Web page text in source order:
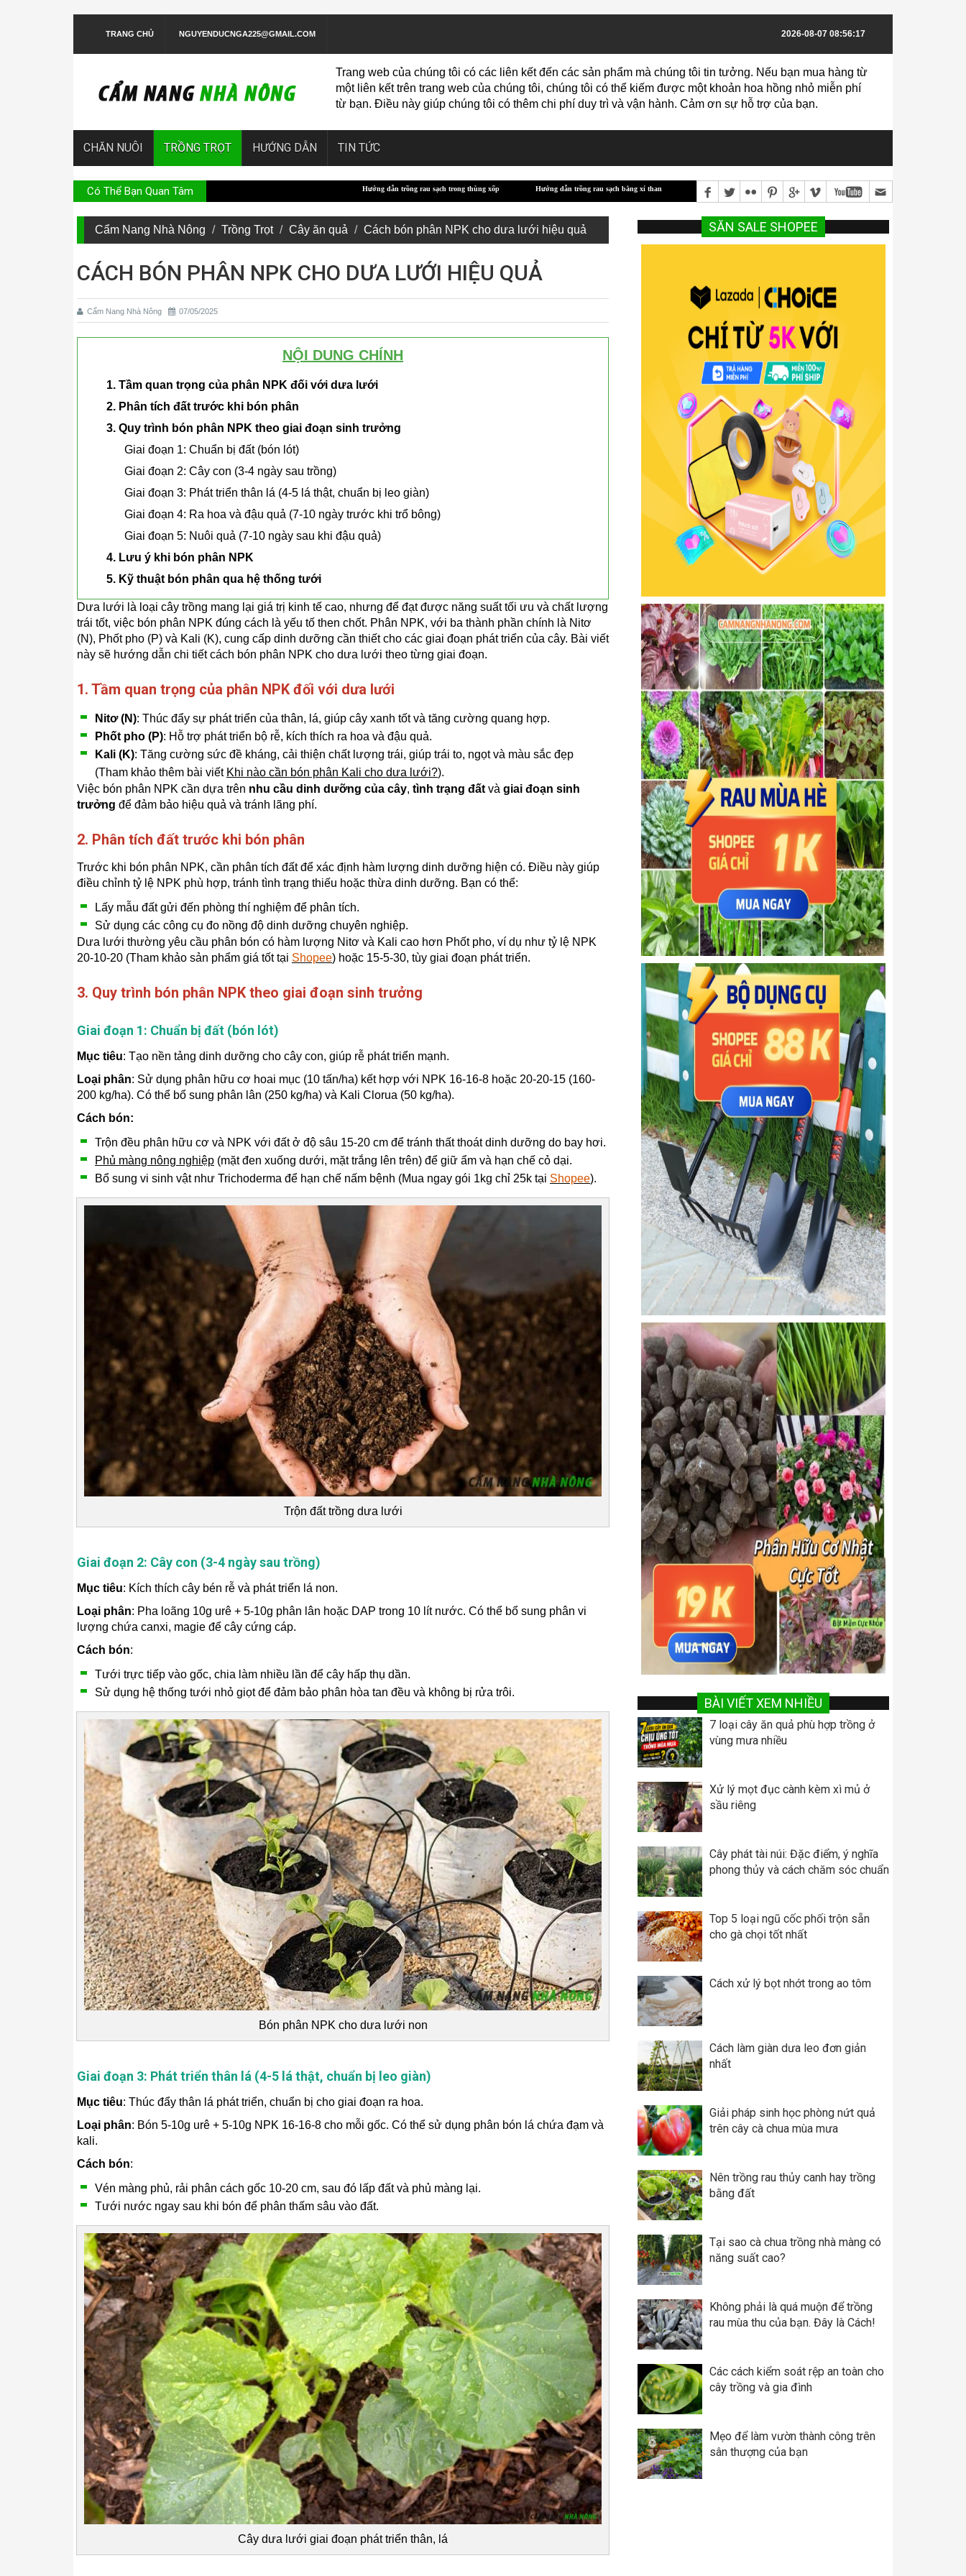
TRANG CHỦ NGUYENDUCNGA225@GMAIL.COM 2026-08-07 08:56:17
Trang web của chúng tôi có các liên kết đến các sản phẩm mà chúng tôi tin tưởng. Nếu bạn mua hàng từ
một liên kết trên trang web của chúng tôi, chúng tôi có thể kiếm được một khoản hoa hồng nhỏ miễn phí
từ bạn. Điều này giúp chúng tôi có thêm chi phí duy trì và vận hành. Cảm ơn sự hỗ trợ của bạn.
CHĂN NUÔI TRỒNG TRỌT HƯỚNG DẪN TIN TỨC
Có Thể Bạn Quan Tâm Hướng dẫn trồng rau sạch trong thùng xốp Hướng dẫn trồng rau sạch bằng xỉ than Các giống bò thịt mang lại hiệu quả kinh tế cao Hướng dẫn Kỹ Thuật Trồng Và Chăm Sóc Cam Cho
Cẩm Nang Nhà Nông Trồng Trọt Cây ăn quả Cách bón phân NPK cho dưa lưới hiệu quả
CÁCH BÓN PHÂN NPK CHO DƯA LƯỚI HIỆU QUẢ
Cẩm Nang Nhà Nông 07/05/2025
NỘI DUNG CHÍNH
1. Tầm quan trọng của phân NPK đối với dưa lưới
2. Phân tích đất trước khi bón phân
3. Quy trình bón phân NPK theo giai đoạn sinh trưởng
Giai đoạn 1: Chuẩn bị đất (bón lót)
Giai đoạn 2: Cây con (3-4 ngày sau trồng)
Giai đoạn 3: Phát triển thân lá (4-5 lá thật, chuẩn bị leo giàn)
Giai đoạn 4: Ra hoa và đậu quả (7-10 ngày trước khi trổ bông)
Giai đoạn 5: Nuôi quả (7-10 ngày sau khi đậu quả)
4. Lưu ý khi bón phân NPK
5. Kỹ thuật bón phân qua hệ thống tưới
Dưa lưới là loại cây trồng mang lại giá trị kinh tế cao, nhưng để đạt được năng suất tối ưu và chất lượng
trái tốt, việc bón phân NPK đúng cách là yếu tố then chốt. Phân NPK, với ba thành phần chính là Nitơ
(N), Phốt pho (P) và Kali (K), cung cấp dinh dưỡng cần thiết cho các giai đoạn phát triển của cây. Bài viết
này sẽ hướng dẫn chi tiết cách bón phân NPK cho dưa lưới theo từng giai đoạn.
1. Tầm quan trọng của phân NPK đối với dưa lưới
Nitơ (N): Thúc đẩy sự phát triển của thân, lá, giúp cây xanh tốt và tăng cường quang hợp.
Phốt pho (P): Hỗ trợ phát triển bộ rễ, kích thích ra hoa và đậu quả.
Kali (K): Tăng cường sức đề kháng, cải thiện chất lượng trái, giúp trái to, ngọt và màu sắc đẹp
(Tham khảo thêm bài viết Khi nào cần bón phân Kali cho dưa lưới?).
Việc bón phân NPK cần dựa trên nhu cầu dinh dưỡng của cây, tình trạng đất và giai đoạn sinh
trưởng để đảm bảo hiệu quả và tránh lãng phí.
2. Phân tích đất trước khi bón phân
Trước khi bón phân NPK, cần phân tích đất để xác định hàm lượng dinh dưỡng hiện có. Điều này giúp
điều chỉnh tỷ lệ NPK phù hợp, tránh tình trạng thiếu hoặc thừa dinh dưỡng. Bạn có thể:
Lấy mẫu đất gửi đến phòng thí nghiệm để phân tích.
Sử dụng các công cụ đo nồng độ dinh dưỡng chuyên nghiệp.
Dưa lưới thường yêu cầu phân bón có hàm lượng Nitơ và Kali cao hơn Phốt pho, ví dụ như tỷ lệ NPK
20-10-20 (Tham khảo sản phẩm giá tốt tại Shopee) hoặc 15-5-30, tùy giai đoạn phát triển.
3. Quy trình bón phân NPK theo giai đoạn sinh trưởng
Giai đoạn 1: Chuẩn bị đất (bón lót)
Mục tiêu: Tạo nền tảng dinh dưỡng cho cây con, giúp rễ phát triển mạnh.
Loại phân: Sử dụng phân hữu cơ hoai mục (10 tấn/ha) kết hợp với NPK 16-16-8 hoặc 20-20-15 (160-
200 kg/ha). Có thể bổ sung phân lân (250 kg/ha) và Kali Clorua (50 kg/ha).
Cách bón:
Trộn đều phân hữu cơ và NPK với đất ở độ sâu 15-20 cm để tránh thất thoát dinh dưỡng do bay hơi.
Phủ màng nông nghiệp (mặt đen xuống dưới, mặt trắng lên trên) để giữ ẩm và hạn chế cỏ dại.
Bổ sung vi sinh vật như Trichoderma để hạn chế nấm bệnh (Mua ngay gói 1kg chỉ 25k tại Shopee).
Trộn đất trồng dưa lưới
Giai đoạn 2: Cây con (3-4 ngày sau trồng)
Mục tiêu: Kích thích cây bén rễ và phát triển lá non.
Loại phân: Pha loãng 10g urê + 5-10g phân lân hoặc DAP trong 10 lít nước. Có thể bổ sung phân vi
lượng chứa canxi, magie để cây cứng cáp.
Cách bón:
Tưới trực tiếp vào gốc, chia làm nhiều lần để cây hấp thụ dần.
Sử dụng hệ thống tưới nhỏ giọt để đảm bảo phân hòa tan đều và không bị rửa trôi.
Bón phân NPK cho dưa lưới non
Giai đoạn 3: Phát triển thân lá (4-5 lá thật, chuẩn bị leo giàn)
Mục tiêu: Thúc đẩy thân lá phát triển, chuẩn bị cho giai đoạn ra hoa.
Loại phân: Bón 5-10g urê + 5-10g NPK 16-16-8 cho mỗi gốc. Có thể sử dụng phân bón lá chứa đạm và
kali.
Cách bón:
Vén màng phủ, rải phân cách gốc 10-20 cm, sau đó lấp đất và phủ màng lại.
Tưới nước ngay sau khi bón để phân thấm sâu vào đất.
Cây dưa lưới giai đoạn phát triển thân, lá
SĂN SALE SHOPEE
BÀI VIẾT XEM NHIỀU
7 loại cây ăn quả phù hợp trồng ở
vùng mưa nhiều
Xử lý mọt đục cành kèm xì mủ ở
sầu riêng
Cây phát tài núi: Đặc điểm, ý nghĩa
phong thủy và cách chăm sóc chuẩn
Top 5 loại ngũ cốc phối trộn sẵn
cho gà chọi tốt nhất
Cách xử lý bọt nhớt trong ao tôm
Cách làm giàn dưa leo đơn giản
nhất
Giải pháp sinh học phòng nứt quả
trên cây cà chua mùa mưa
Nên trồng rau thủy canh hay trồng
bằng đất
Tại sao cà chua trồng nhà màng có
năng suất cao?
Không phải là quá muộn để trồng
rau mùa thu của bạn. Đây là Cách!
Các cách kiểm soát rệp an toàn cho
cây trồng và gia đình
Mẹo để làm vườn thành công trên
sân thượng của bạn